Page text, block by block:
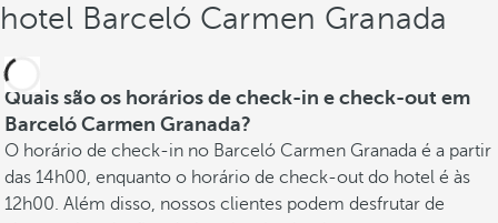
hotel Barceló Carmen Granada
Quais são os horários de check-in e check-out em
Barceló Carmen Granada?
O horário de check-in no Barceló Carmen Granada é a partir
das 14h00, enquanto o horário de check-out do hotel é às
12h00. Além disso, nossos clientes podem desfrutar de